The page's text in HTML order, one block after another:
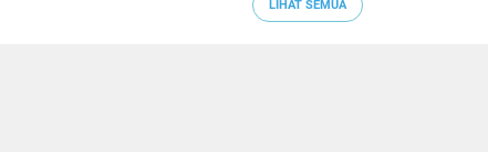
LIHAT SEMUA